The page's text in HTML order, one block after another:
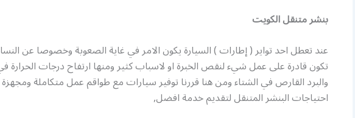
بنشر متنقلالكويت
عند تعطل احد تواير ( إطارات ) السيارة يكون الامر في غاية الصعوبة وخصوصا عن
تكون قادرة على عمل شيء لنقص الخبرة او لاسباب كثير ومنها ارتفاح درجات
والبرد القارص في الشتاء ومن هنا قررنا توفير سيارات مع طواقم عمل متكاملة
احتياجات البنشر المتنقل لتقديم خدمة افضل,